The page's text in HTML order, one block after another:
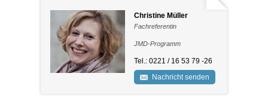
Christine Müller
Fachreferentin
JMD-Programm
Tel.: 0221 / 16 53 79 -26
Nachricht senden